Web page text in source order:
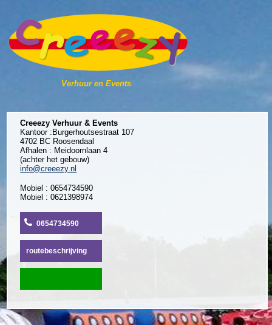
Verhuur en Events
Creeezy Verhuur & Events
Kantoor :Burgerhoutsestraat 107
4702 BC Roosendaal
Afhalen : Meidoornlaan 4
(achter het gebouw)
info@creeezy.nl
Mobiel : 0654734590
Mobiel : 0621398974
0654734590
routebeschrijving